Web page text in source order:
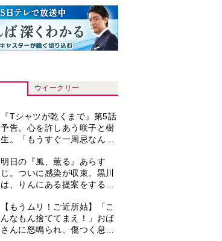
ウイークリー
『Tシャツが乾くまで』第5話
予告。心を許しあう咲子と樹
生。「もうすぐ一周忌なんで
レあり＞
明日の『風、薫る』あらす
じ。ついに感染が収束。黒川
は、りんにある提案をする＜
【もうムリ！ご近所姑】「こ
んなもん捨ててまえ！」おば
さんに怒鳴られ、傷つく息